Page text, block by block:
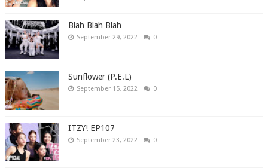
Blah Blah Blah
September 29, 2022 0
Sunflower (P.E.L)
September 15, 2022 0
ITZY! EP107
September 23, 2022 0